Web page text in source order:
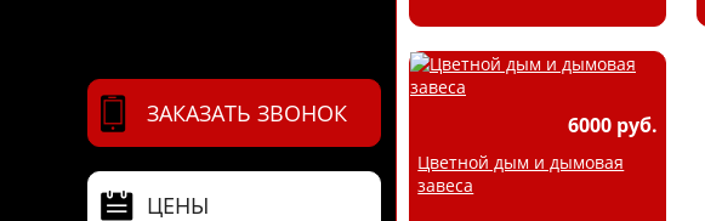
ЗАКАЗАТЬ ЗВОНОК
ЦЕНЫ
6000 руб.
Цветной дым и дымовая
завеса